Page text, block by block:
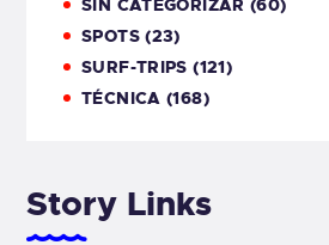
SIN CATEGORIZAR (60)
SPOTS(23)
SURF-TRIPS (121)
TÉCNICA (168)
Story Links